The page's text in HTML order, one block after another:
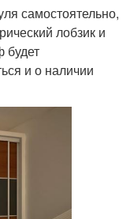
самостоятельно,
лобзик и
будет
и о наличии